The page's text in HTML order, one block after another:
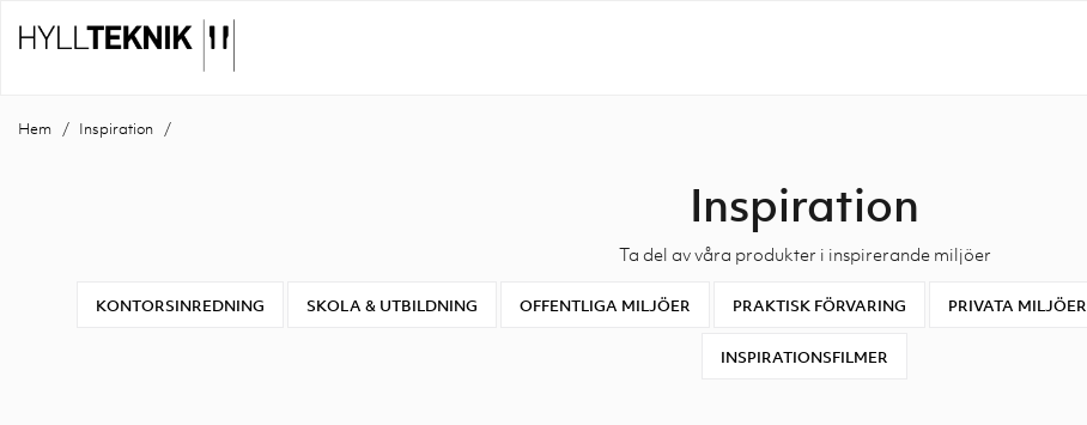
Hem Inspiration
Inspiration
Ta del av våra produkter i inspirerande miljöer
KONTORSINREDNING SKOLA & UTBILDNING OFFENTLIGA MILJÖER PRAKTISK FÖRVARING PRIVATA MILJÖER
INSPIRATIONSFILMER